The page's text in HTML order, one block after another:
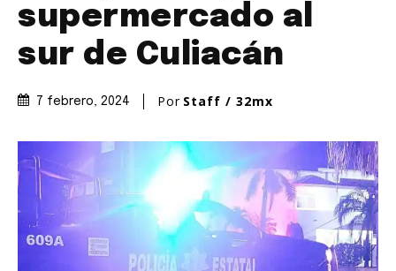
supermercado al
sur de Culiacán
7 febrero, 2024 Por Staff / 32mx